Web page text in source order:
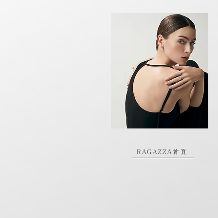
RAGAZZA首頁